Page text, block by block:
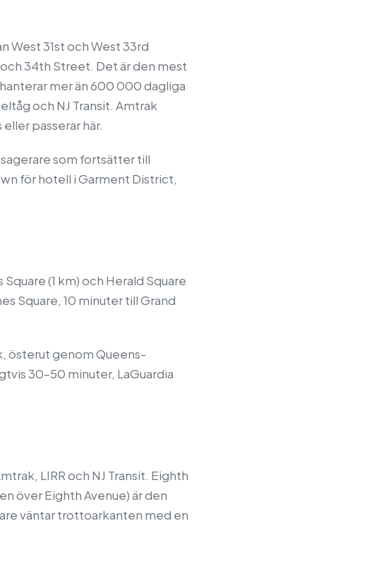
West 31st och West 33rd
34th Street. Det är den mest
mer än 600 000 dagliga
och NJ Transit. Amtrak
passerar här.
som fortsätter till
för hotell i Garment District,
(1 km) och Herald Square
Square, 10 minuter till Grand
österut genom Queens-
30–50 minuter, LaGuardia
LIRR och NJ Transit. Eighth
över Eighth Avenue) är den
väntar trottoarkanten med en